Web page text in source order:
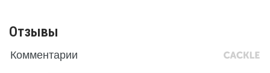
Отзывы
Комментарии